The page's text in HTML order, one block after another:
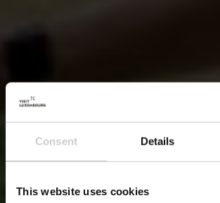
Consent Details
This website uses cookies